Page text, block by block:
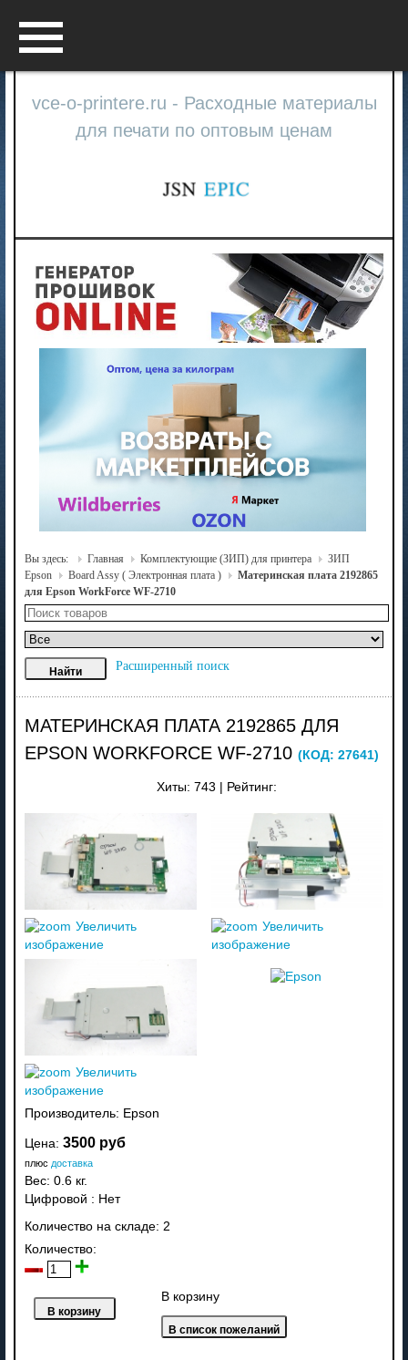
vce-o-printere.ru - Расходные материалы
для печати по оптовым ценам
Вы здесь: Главная Комплектующие (ЗИП) для принтера
ЗИП
Epson
Board Assy ( Электронная плата )
Материнская плата 2192865
для Epson WorkForce WF-2710
Расширенный поиск
МАТЕРИНСКАЯ ПЛАТА 2192865 ДЛЯ
EPSON WORKFORCE WF-2710 (КОД: 27641)
Хиты: 743 Рейтинг:
Увеличить
изображение
Увеличить
изображение
Увеличить
изображение
Производитель: Epson
Цена: 3500 руб
плюс доставка
Вес: 0.6 кг.
Цифровой : Нет
Количество на складе: 2
Количество:
В корзину